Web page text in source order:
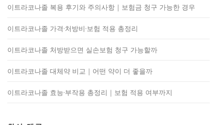
이트라코나졸 복용 후기와 주의사항｜보험금 청구 가능한 경우
이트라코나졸 가격·처방비·보험 적용 총정리
이트라코나졸 처방받으면 실손보험 청구 가능할까
이트라코나졸 대체약 비교｜어떤 약이 더 좋을까
이트라코나졸 효능·부작용 총정리｜보험 적용 여부까지